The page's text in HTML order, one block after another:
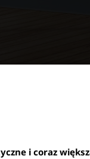
i coraz